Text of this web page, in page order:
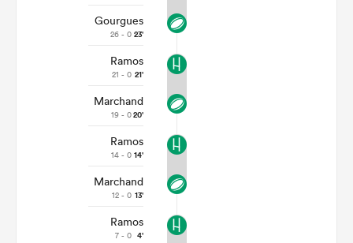
Gourgues
26 - 0 23'
Ramos
21 - 0 21'
Marchand
19 - 020'
Ramos
14 - 0 14'
Marchand
12 - 0 13'
Ramos
7 - 0 4'